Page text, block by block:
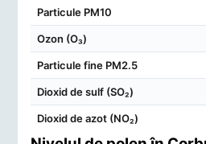
Particule PM10
Ozon (O₃)
Particule fine PM2.5
Dioxid de sulf (SO₂)
Dioxid de azot (NO₂)